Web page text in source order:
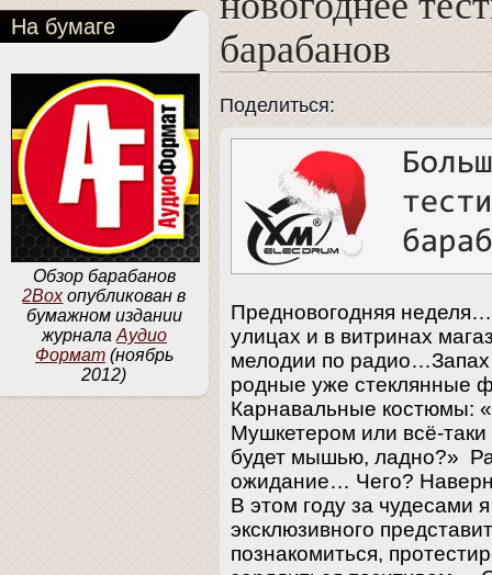
барабанов
Поделиться:
Предновогодняя
улицах и в витринах
мелодии по
родные уже стеклянные
Карнавальные костюмы:
Мушкетером или всё-
будет мышью, ладно?»
ожидание… Чего?
В этом году за чудесами
эксклюзивного
познакомиться,
На бумаге
Обзор барабанов
2Boxопубликован в
бумажном издании
журнала Аудио
Формат (ноябрь
2012)